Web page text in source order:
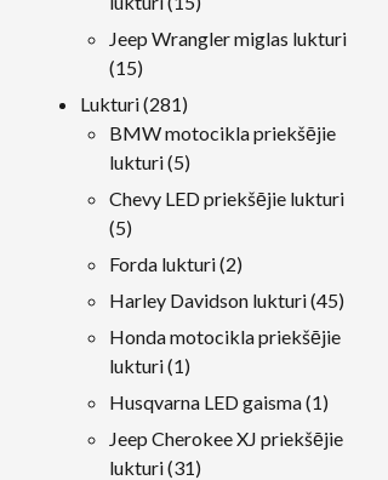
produkti
Jeep Wrangler miglas lukturi
1515
produkti
Lukturi 281281
produkti
BMW motocikla priekšējie
lukturi 55
produkti
Chevy LED priekšējie lukturi
55
produkti
Forda lukturi 22
produkti
Harley Davidson lukturi 4545
Honda motocikla priekšējie
lukturi 11
produkts
Husqvarna LED gaisma 11
produkts
Jeep Cherokee XJ priekšējie
lukturi 3131